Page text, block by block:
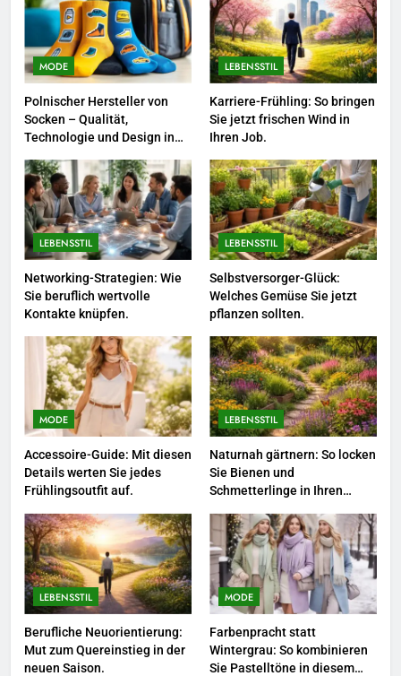
7
Berufliche Neuorientierung: Mut
zum Quereinstieg in der neuen
Saison.
LEBENSSTIL
8
Farbenpracht statt Wintergrau:
So kombinieren Sie Pastelltöne
in diesem Jahr.
MODE
1
Polnischer Hersteller von
Socken – Qualität, Technologie
und Design in einem
2
Karriere-Frühling: So bringen Sie
jetzt frischen Wind in Ihren Job.
3
Networking-Strategien: Wie Sie
beruflich wertvolle Kontakte
knüpfen.
LEBENSSTIL
4
Selbstversorger-Glück: Welches
Gemüse Sie jetzt pflanzen
MODE
Polnischer Hersteller von
Socken – Qualität,
Technologie und Design in
LEBENSSTIL
Karriere-Frühling: So bringen
Sie jetzt frischen Wind in
Ihren Job.
LEBENSSTIL
Networking-Strategien: Wie
Sie beruflich wertvolle
Kontakte knüpfen.
LEBENSSTIL
Selbstversorger-Glück:
Welches Gemüse Sie jetzt
pflanzen sollten.
MODE
Accessoire-Guide: Mit diesen
Details werten Sie jedes
Frühlingsoutfit auf.
LEBENSSTIL
Naturnah gärtnern: So locken
Sie Bienen und
Schmetterlinge in Ihren
LEBENSSTIL
Berufliche Neuorientierung:
Mut zum Quereinstieg in der
neuen Saison.
MODE
Farbenpracht statt
Wintergrau: So kombinieren
Sie Pastelltöne in diesem